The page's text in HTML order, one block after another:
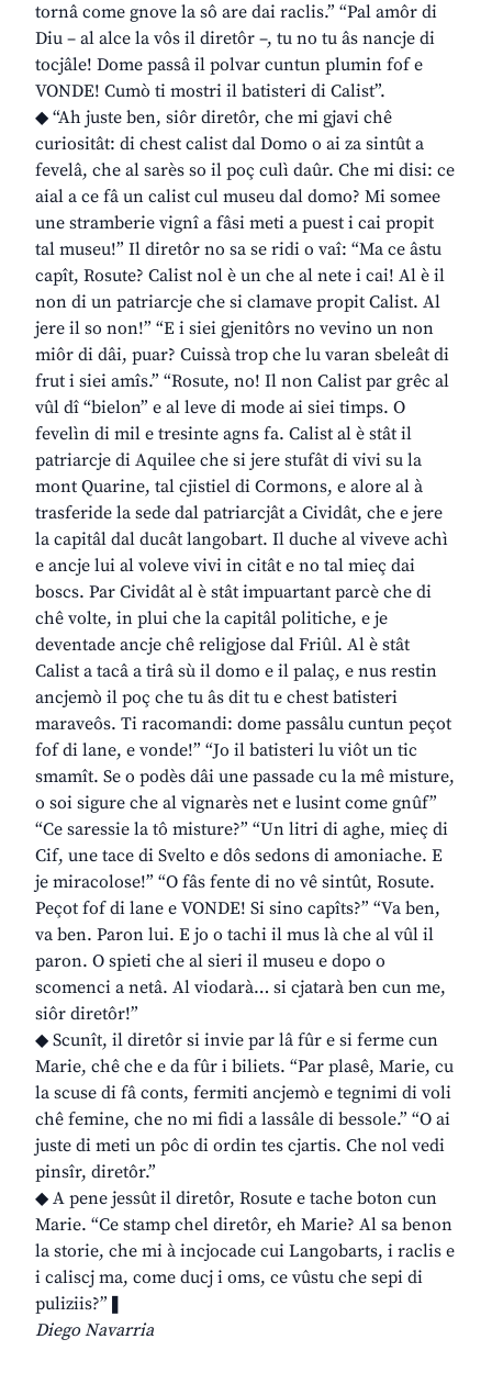
tornâ come gnove la sô are dai raclis.” “Pal amôr di
Diu – al alce la vôs il diretôr –, tu no tu âs nancje di
tocjâle! Dome passâ il polvar cuntun plumin fof e
VONDE! Cumò ti mostri il batisteri di Calist”.
◆ “Ah juste ben, siôr diretôr, che mi gjavi chê
curiositât: di chest calist dal Domo o ai za sintût a
fevelâ, che al sarès so il poç culì daûr. Che mi disi: ce
aial a ce fâ un calist cul museu dal domo? Mi somee
une stramberie vignî a fâsi meti a puest i cai propit
tal museu!” Il diretôr no sa se ridi o vaî: “Ma ce âstu
capît, Rosute? Calist nol è un che al nete i cai! Al è il
non di un patriarcje che si clamave propit Calist. Al
jere il so non!” “E i siei gjenitôrs no vevino un non
miôr di dâi, puar? Cuissà trop che lu varan sbeleât di
frut i siei amîs.” “Rosute, no! Il non Calist par grêc al
vûl dî “bielon” e al leve di mode ai siei timps. O
fevelìn di mil e tresinte agns fa. Calist al è stât il
patriarcje di Aquilee che si jere stufât di vivi su la
mont Quarine, tal cjistiel di Cormons, e alore al à
trasferide la sede dal patriarcjât a Cividât, che e jere
la capitâl dal ducât langobart. Il duche al viveve achì
e ancje lui al voleve vivi in citât e no tal mieç dai
boscs. Par Cividât al è stât impuartant parcè che di
chê volte, in plui che la capitâl politiche, e je
deventade ancje chê religjose dal Friûl. Al è stât
Calist a tacâ a tirâ sù il domo e il palaç, e nus restin
ancjemò il poç che tu âs dit tu e chest batisteri
maraveôs. Ti racomandi: dome passâlu cuntun peçot
fof di lane, e vonde!” “Jo il batisteri lu viôt un tic
smamît. Se o podès dâi une passade cu la mê misture,
o soi sigure che al vignarès net e lusint come gnûf”
“Ce saressie la tô misture?” “Un litri di aghe, mieç di
Cif, une tace di Svelto e dôs sedons di amoniache. E
je miracolose!” “O fâs fente di no vê sintût, Rosute.
Peçot fof di lane e VONDE! Si sino capîts?” “Va ben,
va ben. Paron lui. E jo o tachi il mus là che al vûl il
paron. O spieti che al sieri il museu e dopo o
scomenci a netâ. Al viodarà… si cjatarà ben cun me,
siôr diretôr!”
◆ Scunît, il diretôr si invie par lâ fûr e si ferme cun
Marie, chê che e da fûr i biliets. “Par plasê, Marie, cu
la scuse di fâ conts, fermiti ancjemò e tegnimi di voli
chê femine, che no mi fidi a lassâle di bessole.” “O ai
juste di meti un pôc di ordin tes cjartis. Che nol vedi
pinsîr, diretôr.”
◆ A pene jessût il diretôr, Rosute e tache boton cun
Marie. “Ce stamp chel diretôr, eh Marie? Al sa benon
la storie, che mi à incjocade cui Langobarts, i raclis e
i caliscj ma, come ducj i oms, ce vûstu che sepi di
puliziis?”❚
Diego Navarria